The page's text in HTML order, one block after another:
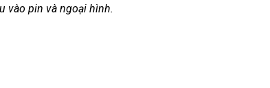
vào pin và ngoại hình.